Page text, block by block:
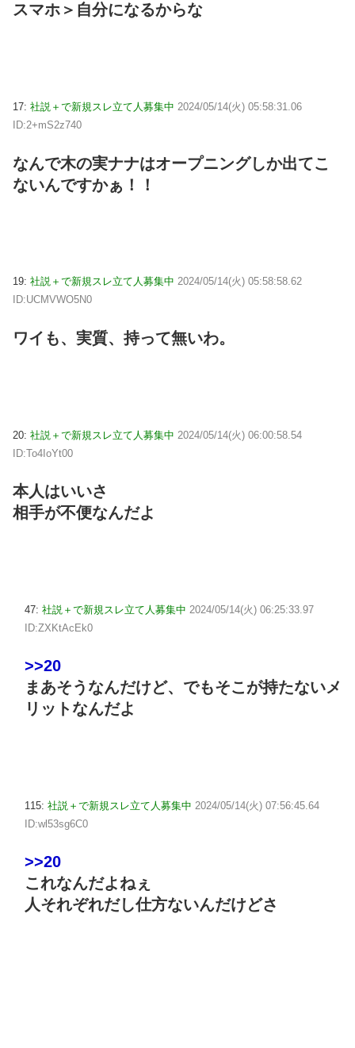
スマホ＞自分になるからな
17: 社説＋で新規スレ立て人募集中 2024/05/14(火) 05:58:31.06
ID:2+mS2z740
なんで木の実ナナはオープニングしか出てこ
ないんですかぁ！！
19: 社説＋で新規スレ立て人募集中 2024/05/14(火) 05:58:58.62
ID:UCMVWO5N0
ワイも、実質、持って無いわ。
20: 社説＋で新規スレ立て人募集中 2024/05/14(火) 06:00:58.54
ID:To4IoYt00
本人はいいさ
相手が不便なんだよ
47: 社説＋で新規スレ立て人募集中 2024/05/14(火) 06:25:33.97
ID:ZXKtAcEk0
>>20
まあそうなんだけど、でもそこが持たないメ
リットなんだよ
115: 社説＋で新規スレ立て人募集中 2024/05/14(火) 07:56:45.64
ID:wl53sg6C0
>>20
これなんだよねぇ
人それぞれだし仕方ないんだけどさ